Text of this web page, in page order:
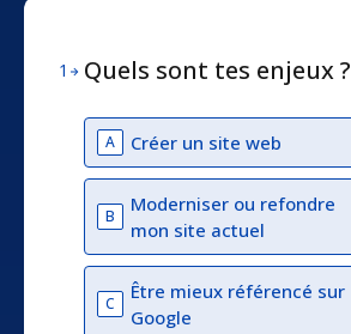
1 Quels sont tes enjeux ?
A Créer un site web
B
Moderniser ou refondre
mon site actuel
C
Être mieux référencé sur
Google